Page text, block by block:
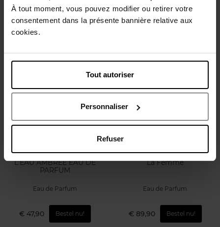
À tout moment, vous pouvez modifier ou retirer votre
consentement dans la présente bannière relative aux
cookies.
Tout autoriser
Personnaliser
Refuser
Eau de Parfum Eau de Parfum
L'EAU AMBREE EAU DE
PARFUM
Eau de Parfum
€ 47,90 Bestel nu!
La Femme
Eau de Parfum
€ 89,90 Bestel nu!